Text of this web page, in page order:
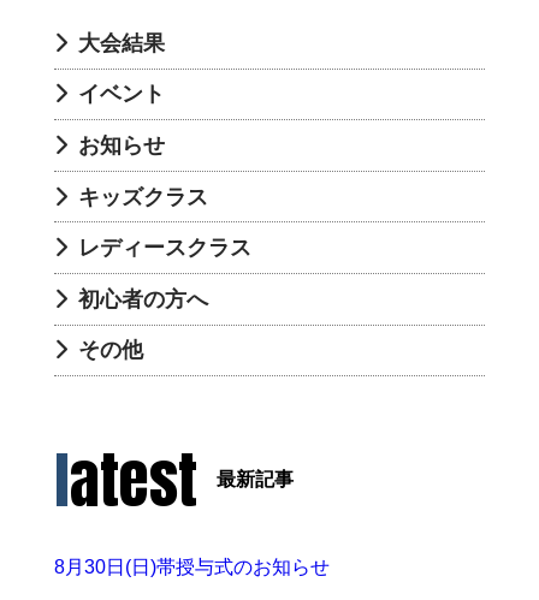
大会結果
イベント
お知らせ
キッズクラス
レディースクラス
初心者の方へ
その他
latest 最新記事
8月30日(日)帯授与式のお知らせ